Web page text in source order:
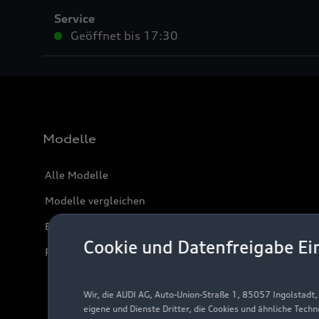
Cookie und Datenfreigabe
Wir, die AUDI AG, Auto-Union-Straße 1, 85057
eigene und Dienste Dritter, die Cookies und ähnliche
Service
Geöffnet bis 17:30
Modelle
Alle Modelle
Modelle vergleichen
Elektromodelle
Plug-in-Hybride